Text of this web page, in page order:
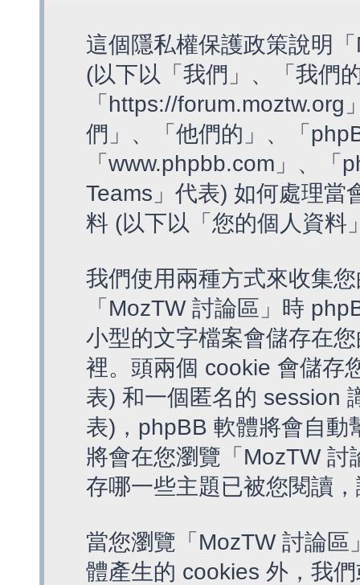
這個隱私權保護政策說明
(以下以「我們」、「我們
「https://
們」、「他們的」、「
「www.phpbb.com」、
Teams」代表) 如何處理當
料 (以下以「您的個人資料
我們使用兩種方式來收集
「MozTW 討論區」時
小型的文字檔案會儲存在
裡。頭兩個 cookie 會儲存
表) 和一個匿名的 session
表)，phpBB 軟體將會自動
將會在您瀏覽「MozTW
存哪一些主題已被您閱讀
當您瀏覽「MozTW 討論
體產生的 cookies 外，我